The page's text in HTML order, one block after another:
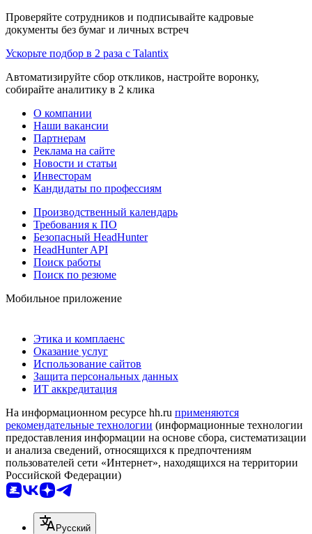
Проверяйте сотрудников и подписывайте кадровые
документы без бумаг и личных встреч
Ускорьте подбор в 2 раза с Talantix
Автоматизируйте сбор откликов, настройте воронку,
собирайте аналитику в 2 клика
О компании
Наши вакансии
Партнерам
Реклама на сайте
Новости и статьи
Инвесторам
Кандидаты по профессиям
Производственный календарь
Требования к ПО
Безопасный HeadHunter
HeadHunter API
Поиск работы
Поиск по резюме
Мобильное приложение
Этика и комплаенс
Оказание услуг
Использование сайтов
Защита персональных данных
ИТ аккредитация
На информационном ресурсе hh.ru применяются
рекомендательные технологии (информационные технологии
предоставления информации на основе сбора, систематизации
и анализа сведений, относящихся к предпочтениям
пользователей сети «Интернет», находящихся на территории
Российской Федерации)
Русский